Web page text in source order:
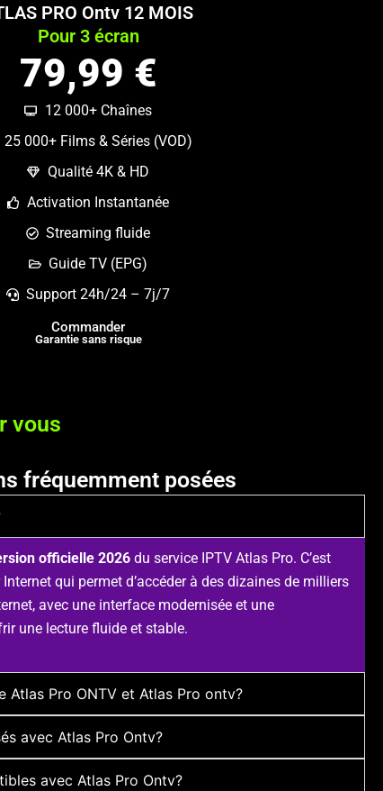
PRO Ontv 12 MOIS
Pour 3 écran
79,99 €
12 000+ Chaînes
25 000+ Films & Séries (VOD)
Qualité 4K & HD
Activation Instantanée
Streaming fluide
Guide TV (EPG)
Support 24h/24 – 7j/7
Commander
Garantie sans risque
vous
fréquemment posées
officielle 2026 du service IPTV Atlas Pro. C’est
qui permet d’accéder à des dizaines de milliers
avec une interface modernisée et une
une lecture fluide et stable.
Atlas Pro ONTV et Atlas Pro ontv?
avec Atlas Pro Ontv?
avec Atlas Pro Ontv?